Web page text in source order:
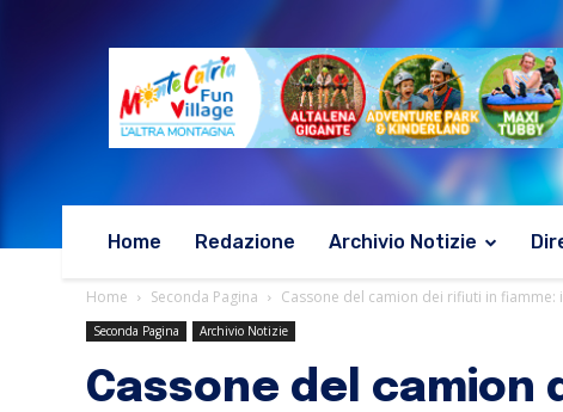
Home Redazione Archivio Notizie
Home Seconda Pagina Cassone del camion dei rifiuti in fiamme:
Seconda Pagina Archivio Notizie
Cassone del camion